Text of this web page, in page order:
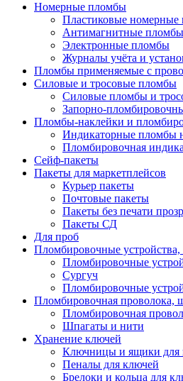
Номерные пломбы
Пластиковые
Антимагнитные пломбы
Электронные пломбы
Журналы учёта и
Пломбы применяемые с
Силовые и тросовые пломбы
Силовые пломбы и
Запорно-
Пломбы-наклейки и
Индикаторные пломбы
Пломбировочная
Сейф-пакеты
Пакеты для маркетплейсов
Курьер пакеты
Почтовые пакеты
Пакеты без печати
Пакеты СД
Для проб
Пломбировочные
Пломбировочные
Сургуч
Пломбировочные
Пломбировочная проволока,
Пломбировочная
Шпагаты и нити
Хранение ключей
Ключницы и ящики для
Пеналы для ключей
Брелоки и кольца для